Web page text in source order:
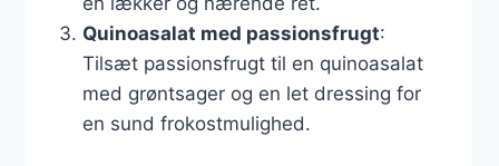
Quinoasalat med passionsfrugt:
Tilsæt passionsfrugt til en quinoasalat
med grøntsager og en let dressing for
en sund frokostmulighed.